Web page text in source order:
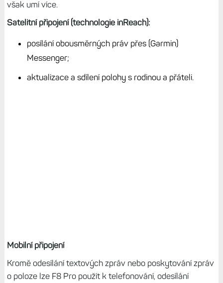
však umí více.
Satelitní připojení (technologie inReach):
posílání obousměrných práv přes (Garmin)
Messenger;
aktualizace a sdílení polohy s rodinou a přáteli.
Mobilní připojení
Kromě odesílání textových zpráv nebo poskytování zpráv
o poloze lze F8 Pro použít k telefonování, odesílání